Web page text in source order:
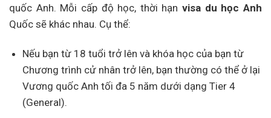
quốc Anh. Mỗi cấp độ học, thời hạn visa du học Anh
Quốc sẽ khác nhau. Cụ thể:
Nếu bạn từ 18 tuổi trở lên và khóa học của bạn từ
Chương trình cử nhân trở lên, bạn thường có thể ở lại
Vương quốc Anh tối đa 5 năm dưới dạng Tier 4
(General).